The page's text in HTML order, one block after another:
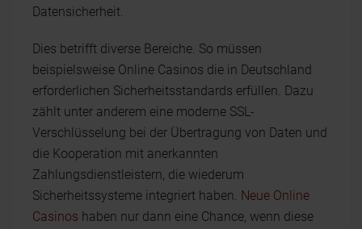
Datensicherheit.
Dies betrifft diverse Bereiche. So müssen
beispielsweise Online Casinos die in Deutschland
erforderlichen Sicherheitsstandards erfüllen. Dazu
zählt unter anderem eine moderne SSL-
Verschlüsselung bei der Übertragung von Daten und
die Kooperation mit anerkannten
Zahlungsdienstleistern, die wiederum
Sicherheitssysteme integriert haben. Neue Online
Casinos haben nur dann eine Chance, wenn diese